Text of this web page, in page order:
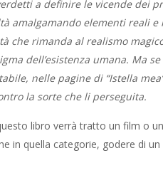
a definire le vicende dei
amalgamando elementi reali
che rimanda al realismo
dell’esistenza umana. Ma
nelle pagine di “Istella
la sorte che li perseguita.
libro verrà tratto un film o
in quella categorie, godere di